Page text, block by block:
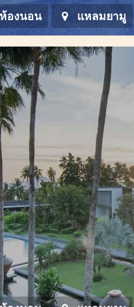
องนอน แหลมยามู
าง 2 ห้องนอนใน
าคตะวันออกของภูเ